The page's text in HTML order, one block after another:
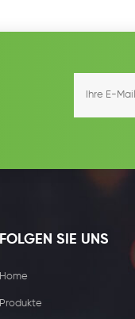
FOLGEN SIE UNS
Home
Produkte